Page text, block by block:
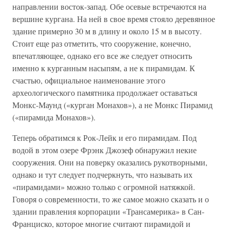
направлении восток-запад. Обе осевые встречаются на
вершине кургана. На ней в свое время стояло деревянное
здание примерно 30 м в длину и около 15 м в высоту.
Стоит еще раз отметить, что сооружение, конечно,
впечатляющее, однако его все же следует относить
именно к курганным насыпям, а не к пирамидам. К
счастью, официальное наименование этого
археологического памятника продолжает оставаться
Монкс-Маунд («курган Монахов»), а не Монкс Пирамид
(«пирамида Монахов»).
Теперь обратимся к Рок-Лейк и его пирамидам. Под
водой в этом озере Фрэнк Джозеф обнаружил некие
сооружения. Они на поверку оказались рукотворными,
однако и тут следует подчеркнуть, что называть их
«пирамидами» можно только с огромной натяжкой.
Говоря о современности, то же самое можно сказать и о
здании правления корпорации «Трансамерика» в Сан-
Франциско, которое многие считают пирамидой и